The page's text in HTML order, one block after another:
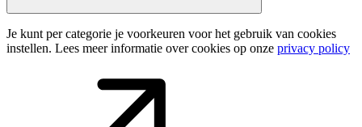
Je kunt per categorie je voorkeuren voor het gebruik van cookies
instellen. Lees meer informatie over cookies op onze privacy policy